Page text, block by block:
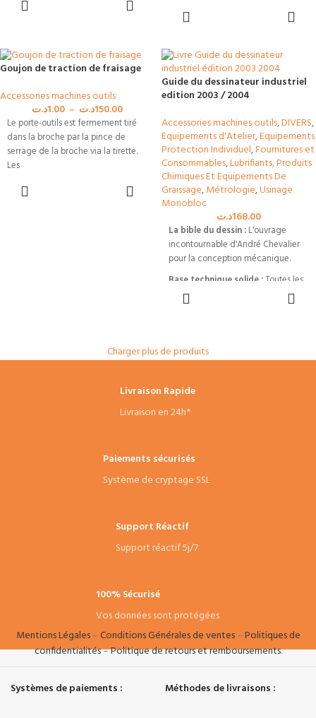
Goujon de traction de fraisage
Accessories machines outils
1.00د.ت – 150.00د.ت
Le porte-outils est fermement tiré
dans la broche par la pince de
serrage de la broche via la tirette.
Les
Guide du dessinateur industriel
edition 2003 / 2004
Accessories machines outils,DIVERS,
Equipements d'Atelier,Equipements
Protection Individuel,Fournitures et
Consommables,Lubrifiants, Produits
Chimiques Et Equipements De
Graissage,Métrologie,Usinage
Monobloc
168.00د.ت
La bible du dessin : L'ouvrage
incontournable d'André Chevalier
pour la conception mécanique.
Base technique solide :Toutes les
conventions de tracé, cotation et
tableaux de matériaux et solutions
constructives pour vos plans.
recherchée par les ingénieurs et les
étudiants en génie mécanique.
bibliothèque technique.
Charger plus de produits
Livraison Rapide
Livraison en 24h*
Paiements sécurisés
Système de cryptage SSL
Support Réactif
Support réactif 5j/7
100% Sécurisé
Vos données sont protégées
Mentions Légales–Conditions Générales de ventes–Politiques de
confidentialités–Politique de retours et remboursements.
Systèmes de paiements : Méthodes de livraisons :